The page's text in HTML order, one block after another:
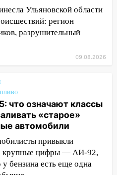
остановку на улице
сами
ливнёвки, не
ломать город:
рухнул
обманули
преподавателя
ульяновцам на
затопленную улицу
Ульяновской области
регион
разрушительный
09.08.2026
что означают классы
«старое»
автомобили
привыкли
крупные цифры — АИ-92,
бензина есть еще одна